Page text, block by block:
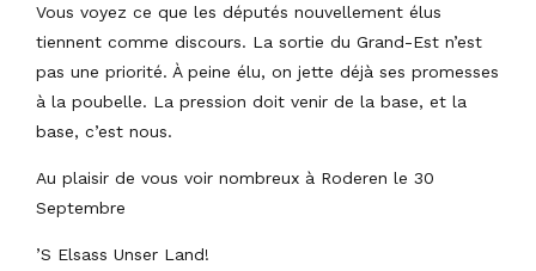
Vous voyez ce que les députés nouvellement élus
tiennent comme discours. La sortie du Grand-Est n’est
pas une priorité. À peine élu, on jette déjà ses promesses
à la poubelle. La pression doit venir de la base, et la
base, c’est nous.
Au plaisir de vous voir nombreux à Roderen le 30
Septembre
’S Elsass Unser Land!